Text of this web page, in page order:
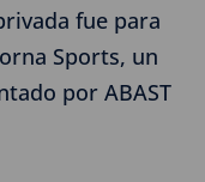
fue para
Sports, un
por ABAST